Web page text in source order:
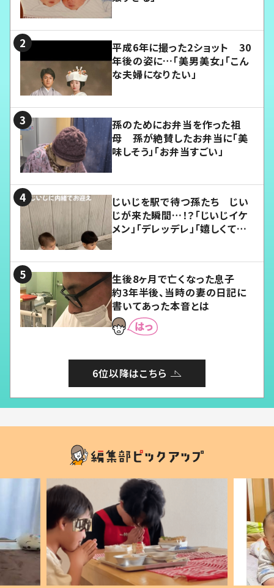
平成6年に撮った2ショット 30
年後の姿に…「美男美女」「こん
な夫婦になりたい」
孫のためにお弁当を作った祖
母 孫が絶賛したお弁当に「美
味しそう」「お弁当すごい」
じいじを駅で待つ孫たち じい
じが来た瞬間…！？「じいじイケ
メン」「デレッデレ」「嬉しくて可
生後8ヶ月で亡くなった息子
約3年半後、当時の妻の日記に
書いてあった本音とは
6位以降はこちら